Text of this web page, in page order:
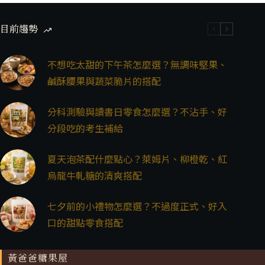
目前趨勢
不想吃太甜的下午茶怎麼選？無調味堅果、
鹹酥腰果與蔬菜脆片的搭配
分科測驗與讀書日零食怎麼選？不沾手、好
分段吃的考生補給
夏天泡茶配什麼點心？萊姆片、柳橙乾、紅
烏龍牛軋糖的清爽搭配
七夕前的小禮物怎麼選？不過度正式、好入
口的甜點零食搭配
黃爸爸糖果屋